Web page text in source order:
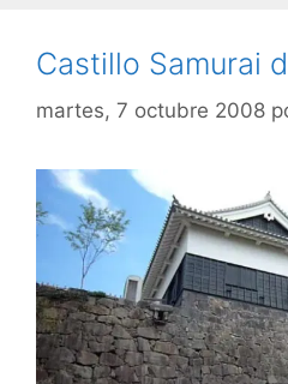
Castillo Samurai
martes, 7 octubre 2008